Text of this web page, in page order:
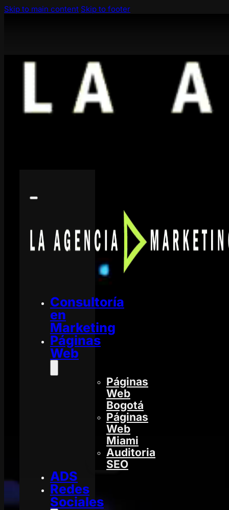
Skip to main content Skip to footer
Consultoría
en
Marketing
Páginas
Web
Páginas
Web
Bogotá
Páginas
Web
Miami
Auditoria
SEO
ADS
Redes
Sociales